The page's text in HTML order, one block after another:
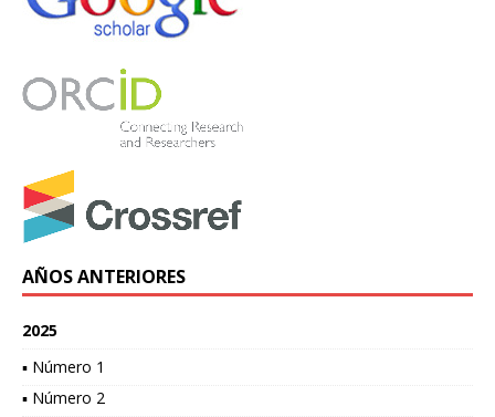
AÑOS ANTERIORES
2025
▪ Número 1
▪ Número 2